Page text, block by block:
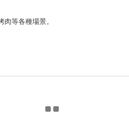
等各種場景。